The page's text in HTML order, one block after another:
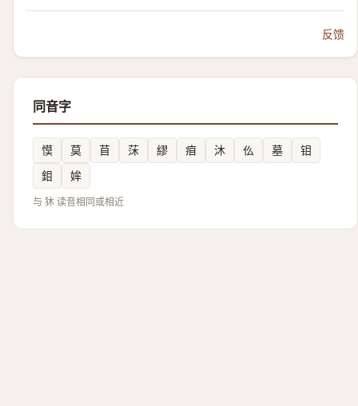
反馈
同音字
慔 莫 苜 莯 繆 㾇 沐 仫 墓
钼
鉬
㛌
与 狇 读音相同或相近